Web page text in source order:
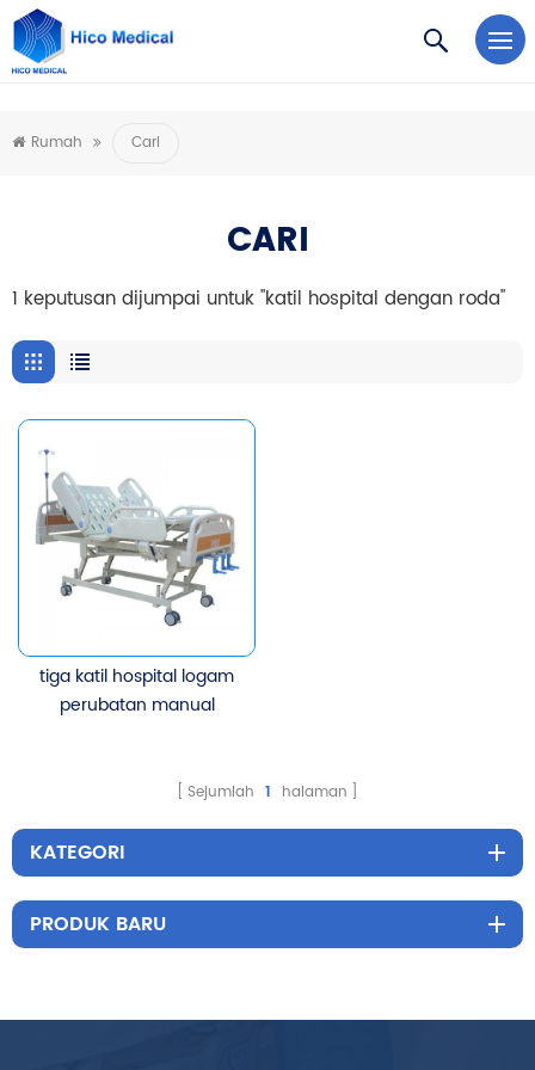
https://www.microsoft.com/en-us/microsoft-teams/log-in
Rumah Cari
CARI
1 keputusan dijumpai untuk "katil hospital dengan roda"
tiga katil hospital logam
perubatan manual
Sejumlah 1 halaman
KATEGORI
PRODUK BARU